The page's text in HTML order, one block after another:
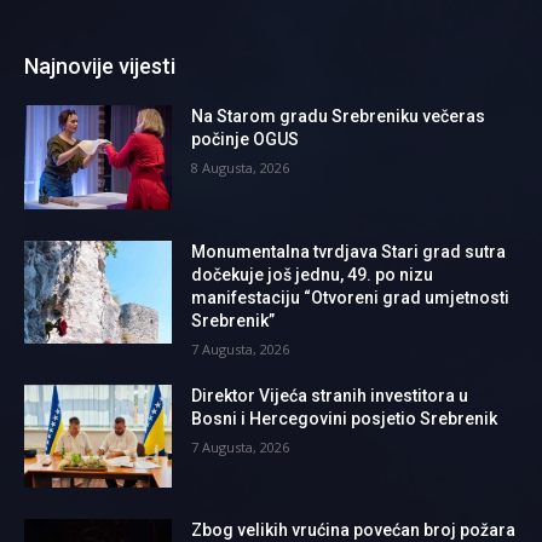
Najnovije vijesti
Na Starom gradu Srebreniku večeras
počinje OGUS
8 Augusta, 2026
Monumentalna tvrdjava Stari grad sutra
dočekuje još jednu, 49. po nizu
manifestaciju “Otvoreni grad umjetnosti
Srebrenik”
7 Augusta, 2026
Direktor Vijeća stranih investitora u
Bosni i Hercegovini posjetio Srebrenik
7 Augusta, 2026
Zbog velikih vrućina povećan broj požara